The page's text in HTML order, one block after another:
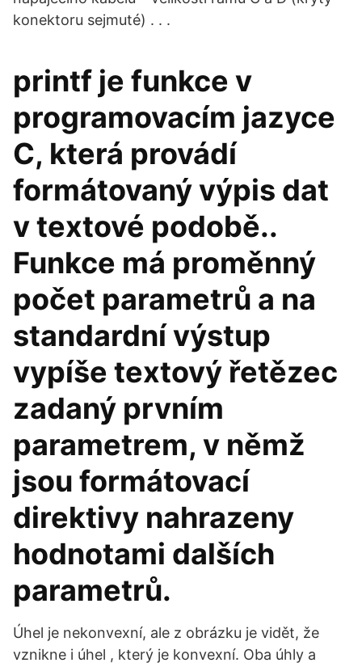
konektoru sejmuté) . . .
printf je funkce v
programovacím jazyce
C, která provádí
formátovaný výpis dat
v textové podobě..
Funkce má proměnný
počet parametrů a na
standardní výstup
vypíše textový řetězec
zadaný prvním
parametrem, v němž
jsou formátovací
direktivy nahrazeny
hodnotami dalších
parametrů.
Úhel je nekonvexní, ale z obrázku je vidět, že
vznikne i úhel , který je konvexní. Oba úhly a